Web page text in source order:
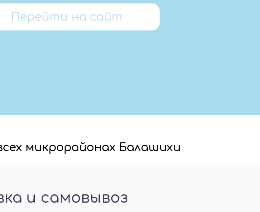
Перейти на сайт
микрорайонах Балашихи
и самовывоз